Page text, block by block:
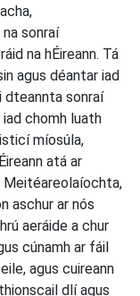
sonraí
na hÉireann. Tá
agus déantar iad
dteannta sonraí
chomh luath
míosúla,
atá ar
Meitéareolaíochta,
aschur ar nós
aeráide a chur
cúnamh ar fáil
agus cuireann
dlí agus